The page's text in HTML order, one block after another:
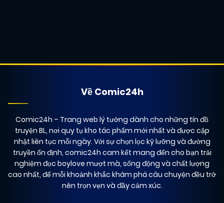
Về Comic24h
Comic24h – Trang web lý tưởng dành cho những tín đồ
truyện BL, nơi quy tụ kho tác phẩm mới nhất và được cập
nhật liên tục mỗi ngày. Với sự chọn lọc kỹ lưỡng và đường
truyền ổn định, comic24h cam kết mang đến cho bạn trải
nghiệm đọc boylove mượt mà, sống động và chất lượng
cao nhất, để mỗi khoảnh khắc khám phá câu chuyện đều trở
nên trọn vẹn và đầy cảm xúc.